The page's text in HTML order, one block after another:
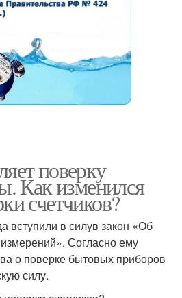
поверку
Как изменился
счетчиков?
вступили в силув закон «Об
Согласно ему
о поверке бытовых приборов
силу.